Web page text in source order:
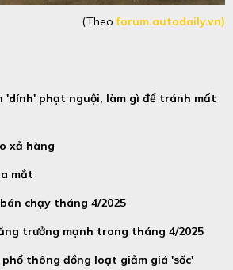
(Theoforum.autodaily.vn)
'dính' phạt nguội, làm gì để tránh mất
xả hàng
mắt
chạy tháng 4/2025
trưởng mạnh trong tháng 4/2025
phổ thông đồng loạt giảm giá 'sốc'